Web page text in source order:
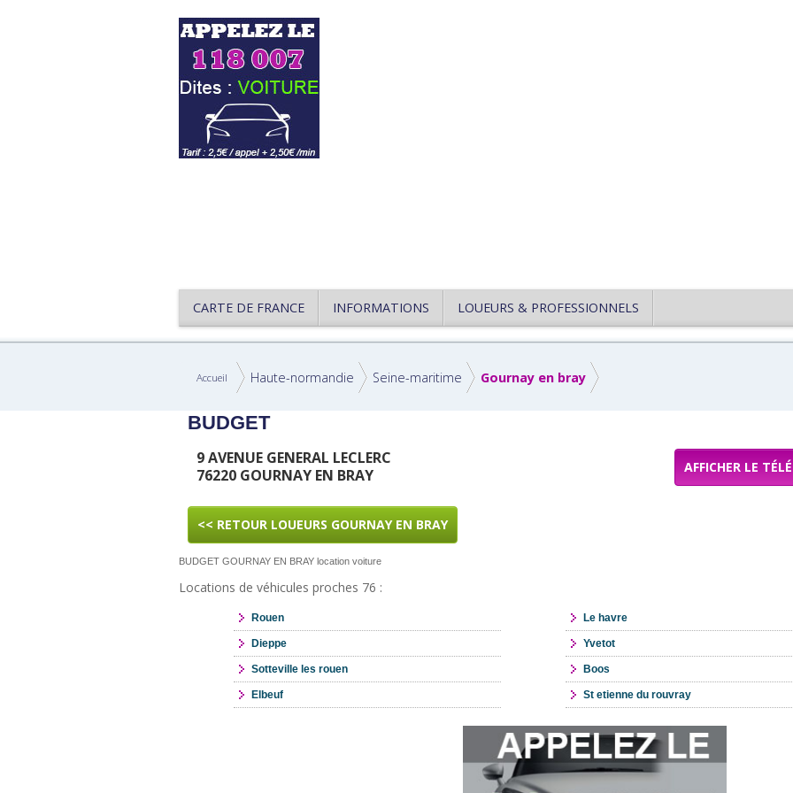
CARTE DE FRANCE INFORMATIONS LOUEURS & PROFESSIONNELS
Accueil Haute-normandie Seine-maritime Gournay en bray
BUDGET
9 AVENUE GENERAL LECLERC
76220 GOURNAY EN BRAY
AFFICHER LE
<< RETOUR LOUEURS GOURNAY EN BRAY
BUDGET GOURNAY EN BRAY location voiture
Locations de véhicules proches 76 :
Rouen Le havre
Dieppe Yvetot
Sotteville les rouen Boos
Elbeuf St etienne du rouvray